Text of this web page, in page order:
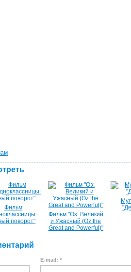
Фильм
поворот"
Фильм "Оз: Великий
и Ужасный (Oz the
Great and Powerful)"
E-mail: *